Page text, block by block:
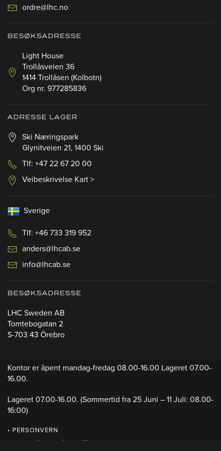
ordre@lhc.no
BESØKSADRESSE
Light House
Trollåsveien 36
1414 Trollåsen (Kolbotn)
Org nr. 977285836
ADRESSE LAGER
Ski Næringspark
Glynitveien 21, 1400 Ski
Tlf: +47 22 67 20 00
Veibeskrivelse Kart >
Sverige
Tlf: +46 733 319 952
anders@lhcab.se
info@lhcab.se
BESØKSADRESSE
LHC Sweden AB
Tomtebogatan 2
S-703 43 Örebro
Kontor er åpent mandag-fredag 08.00-16.00 Lageret 07.00-
16.00.
Lageret 07.00-16.00. (Sommertid fra 25 Juni – 11 Juli: 08.00-
16:00)
• PERSONVERN